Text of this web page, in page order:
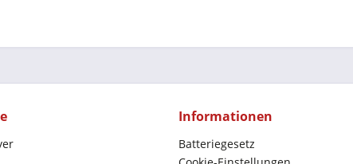
Informationen
Batteriegesetz